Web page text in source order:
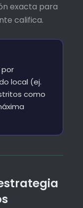
exacta para
califica.
local (ej.
como